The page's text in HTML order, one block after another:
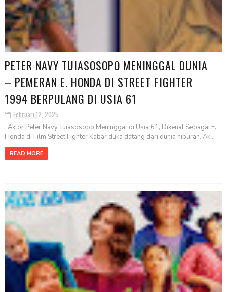
PETER NAVY TUIASOSOPO MENINGGAL DUNIA
– PEMERAN E. HONDA DI STREET FIGHTER
1994 BERPULANG DI USIA 61
Februari 12, 2025
Aktor Peter Navy Tuiasosopo Meninggal di Usia 61, Dikenal Sebagai E.
Honda di Film Street Fighter Kabar duka datang dari dunia hiburan. Ak...
READ MORE